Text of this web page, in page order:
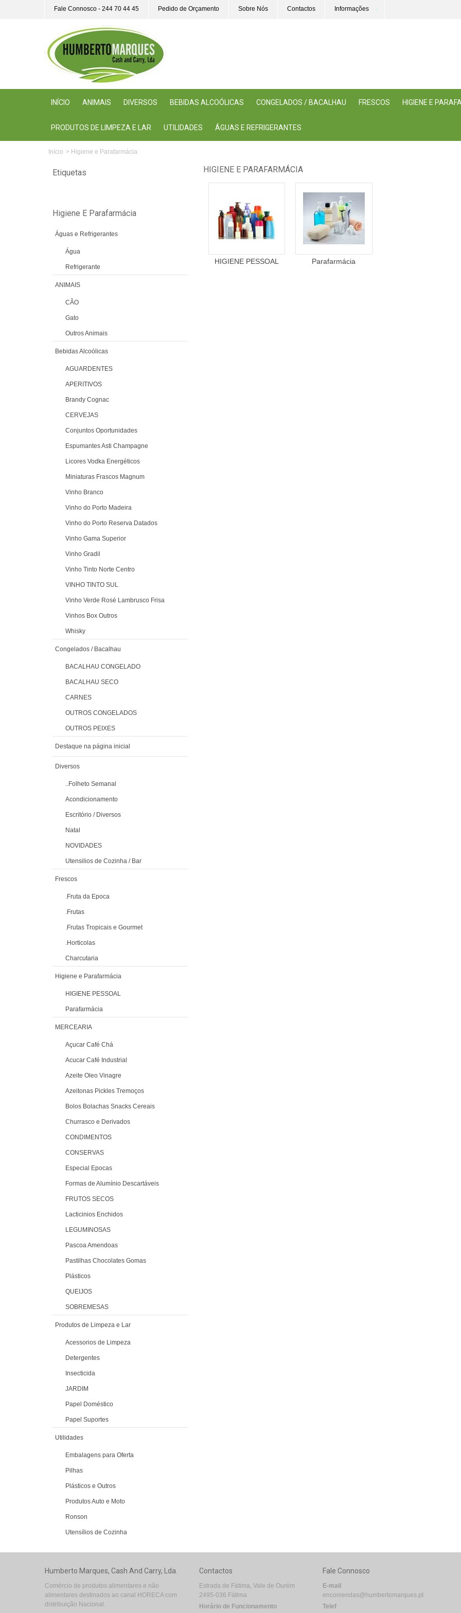
Fale Connosco - 244 70 44 45 Pedido de Orçamento Sobre Nós Contactos Informações
INÍCIO ANIMAIS DIVERSOS BEBIDAS ALCOÓLICAS CONGELADOS / BACALHAU FRESCOS HIGIENE E
PRODUTOS DE LIMPEZA E LAR UTILIDADES ÁGUAS E REFRIGERANTES
Início > Higiene e Parafarmácia
Etiquetas
Higiene E Parafarmácia
Águas e Refrigerantes
Água
Refrigerante
ANIMAIS
CÃO
Gato
Outros Animais
Bebidas Alcoólicas
AGUARDENTES
APERITIVOS
Brandy Cognac
CERVEJAS
Conjuntos Oportunidades
Espumantes Asti Champagne
Licores Vodka Energéticos
Miniaturas Frascos Magnum
Vinho Branco
Vinho do Porto Madeira
Vinho do Porto Reserva Datados
Vinho Gama Superior
Vinho Gradil
Vinho Tinto Norte Centro
VINHO TINTO SUL
Vinho Verde Rosé Lambrusco Frisa
Vinhos Box Outros
Whisky
Congelados / Bacalhau
BACALHAU CONGELADO
BACALHAU SECO
CARNES
OUTROS CONGELADOS
OUTROS PEIXES
Destaque na página inicial
Diversos
..Folheto Semanal
Acondicionamento
Escritório / Diversos
Natal
NOVIDADES
Utensilios de Cozinha / Bar
Frescos
.Fruta da Epoca
.Frutas
.Frutas Tropicais e Gourmet
.Horticolas
Charcutaria
Higiene e Parafarmácia
HIGIENE PESSOAL
Parafarmácia
MERCEARIA
Açucar Café Chá
Acucar Café Industrial
Azeite Oleo Vinagre
Azeitonas Pickles Tremoços
Bolos Bolachas Snacks Cereais
Churrasco e Derivados
CONDIMENTOS
CONSERVAS
Especial Epocas
Formas de Alumínio Descartáveis
FRUTOS SECOS
Lacticinios Enchidos
LEGUMINOSAS
Pascoa Amendoas
Pastilhas Chocolates Gomas
Plásticos
QUEIJOS
SOBREMESAS
Produtos de Limpeza e Lar
Acessorios de Limpeza
Detergentes
Insecticida
JARDIM
Papel Doméstico
Papel Suportes
Utilidades
Embalagens para Oferta
Pilhas
Plásticos e Outros
Produtos Auto e Moto
Ronson
Utensílios de Cozinha
HIGIENE E PARAFARMÁCIA
HIGIENE PESSOAL Parafarmácia
Humberto Marques, Cash And Carry, Lda.
Comércio de produtos alimentares e não
alimentares destinados ao canal HORECA com
distribuição Nacional.
Contactos
Estrada de Fátima, Vale de Ourém
2495-036 Fátima
Horário de Funcionamento
Fale Connosco
E-mail
encomendas@humbertomarques.pt
Telef